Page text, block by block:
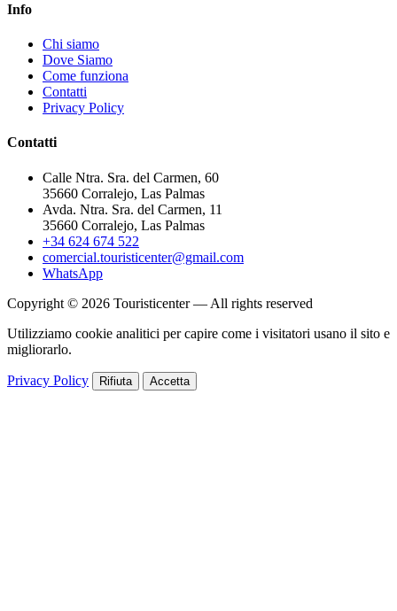
Info
Chi siamo
Dove Siamo
Come funziona
Contatti
Privacy Policy
Contatti
Calle Ntra. Sra. del Carmen, 60
35660 Corralejo, Las Palmas
Avda. Ntra. Sra. del Carmen, 11
35660 Corralejo, Las Palmas
+34 624 674 522
comercial.touristicenter@gmail.com
WhatsApp
Copyright © 2026 Touristicenter — All rights reserved
Utilizziamo cookie analitici per capire come i visitatori usano il sito e
migliorarlo.
Privacy Policy Rifiuta Accetta